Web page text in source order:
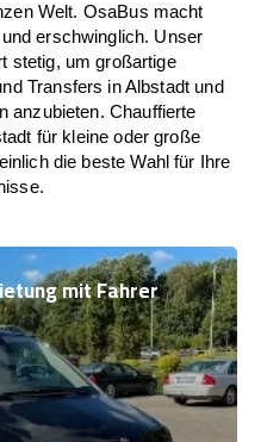
Welt. OsaBus macht
erschwinglich. Unser
stetig, um großartige
Transfers in Albstadt und
anzubieten. Chauffierte
für kleine oder große
die beste Wahl für Ihre
mit Fahrer